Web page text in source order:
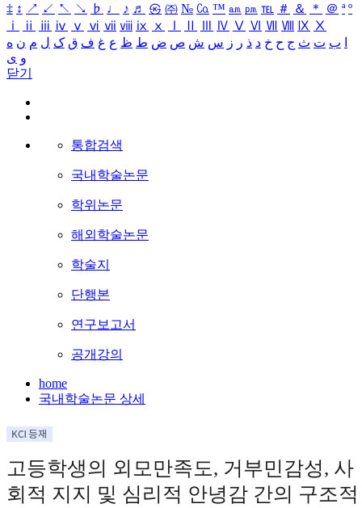
‡ ↕ ↗ ↙ ↖ ↘ ♭ ♩ ♪ ♬ ㉿ ㈜ № ㏇ ™ ㏂ ㏘ ℡ ＃ ＆ ＊ ＠ ª º
ⅰ
ⅱ ⅲ ⅳ ⅴ ⅵ ⅶ ⅷ ⅸ ⅹ Ⅳ Ⅴ Ⅵ Ⅶ Ⅷ Ⅸ Ⅹ
ب ت ث ج ح خ د ذ ر ز س ش ص ض ط ظ ع غ ف ق ک ل م ن ه
و ی
닫기
통합검색
국내학술논문
학위논문
해외학술논문
학술지
단행본
연구보고서
공개강의
home
국내학술논문 상세
고등학생의 외모만족도, 거부민감성, 사
회적 지지 및 심리적 안녕감 간의 구조적